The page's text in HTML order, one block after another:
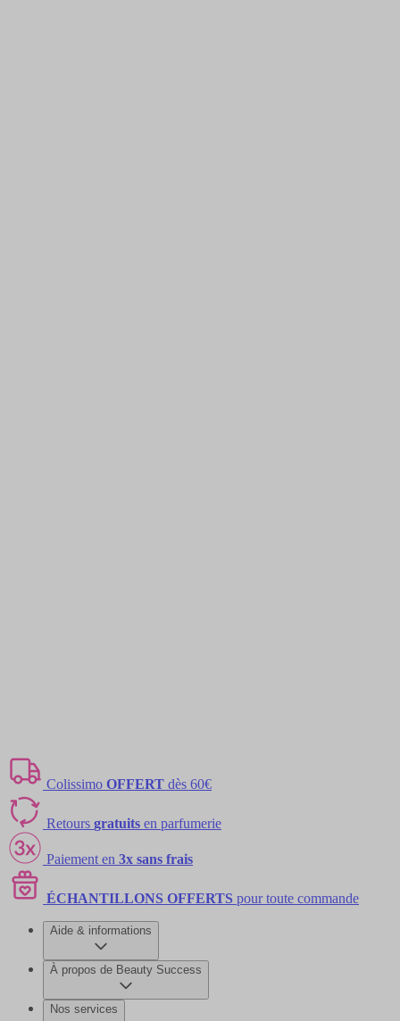
Colissimo OFFERT dès 60€
Retours gratuits en parfumerie
Paiement en 3x sans frais
ÉCHANTILLONS OFFERTS pour toute commande
Aide & informations
À propos de Beauty Success
Nos services